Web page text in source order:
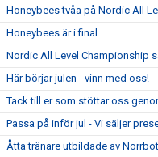
Honeybees tvåa på Nordic All
Honeybees är i final
Nordic All Level Championship
Här börjar julen - vinn med oss!
Tack till er som stöttar oss
Passa på inför jul - Vi säljer
Åtta tränare utbildade av